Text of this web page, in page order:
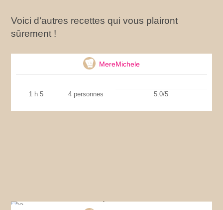
Voici d’autres recettes qui vous plairont
sûrement !
MereMichele
1 h 5 4 personnes 5.0/5